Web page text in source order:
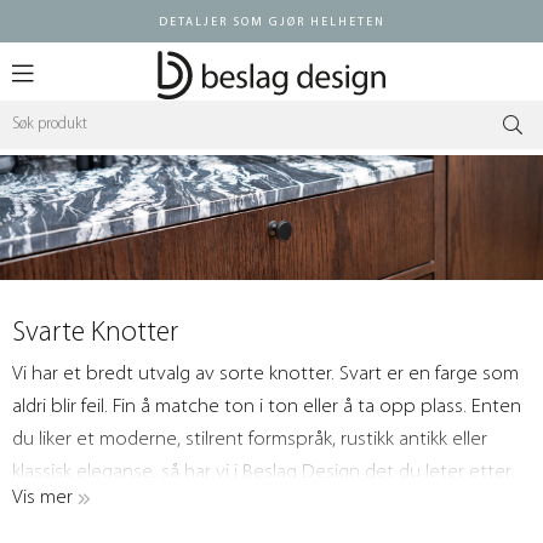
DETALJER SOM GJØR HELHETEN
Svarte Knotter
Vi har et bredt utvalg av sorte knotter. Svart er en farge som
aldri blir feil. Fin å matche ton i ton eller å ta opp plass. Enten
du liker et moderne, stilrent formspråk, rustikk antikk eller
klassisk eleganse, så har vi i Beslag Design det du leter etter.
Vis mer